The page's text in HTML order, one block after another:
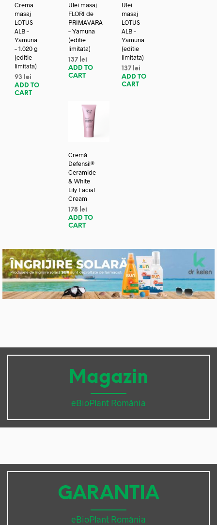
Crema
masaj
LOTUS
ALB –
Yamuna
– 1.020 g
(editie
limitata)
93
lei
ADD TO
CART
Ulei masaj
FLORI de
PRIMAVARA
– Yamuna
(editie
limitata)
137 lei
ADD TO
CART
Ulei
masaj
LOTUS
ALB –
Yamuna
(editie
limitata)
137 lei
ADD TO
CART
Cremă
Defensil®
Ceramide
& White
Lily Facial
Cream
178 lei
ADD TO
CART
Magazin
eBioPlant România
GARANTIA
eBioPlant România